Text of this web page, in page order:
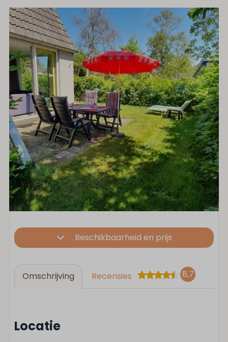
Beschikbaarheid en prijs
Omschrijving Recensies 8,7
Locatie